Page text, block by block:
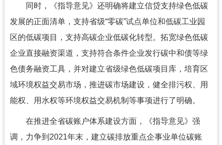
同时，《指导意见》还明确将建立信贷支持绿色低碳
发展的正面清单，支持省级“零碳”试点单位和低碳工业园
区的低碳项目，支持高碳企业低碳化转型。拓宽绿色低碳
企业直接融资渠道，支持符合条件企业发行碳中和债等绿
色债务融资工具，并对建立省级绿色低碳项目库，培育区
域环境权益交易市场，推进碳市场建设，健全排污权、用
能权、用水权等环境权益交易机制等事项进行了明确。
在推进全省碳账户体系建设方面，《指导意见》强
调，力争到2021年末，建立碳排放重点企事业单位碳账